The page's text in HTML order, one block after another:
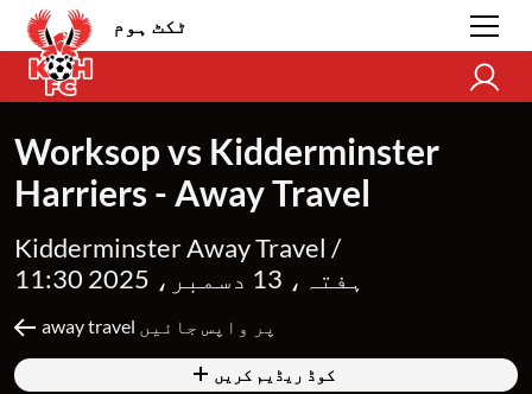
ٹکٹ ہوم
Worksop vs Kidderminster
Harriers - Away Travel
Kidderminster Away Travel /
ہفتہ، 13 دسمبر، 2025 11:30
away travel پر واپس جائیں
کوڈ ریڈیم کریں